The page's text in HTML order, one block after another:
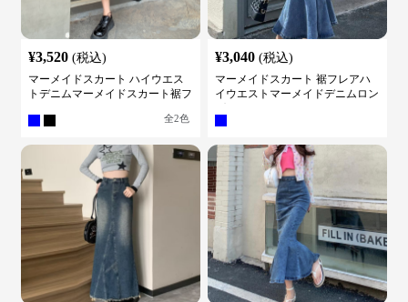
¥3,520 (税込)
マーメイドスカート ハイウエス
トデニムマーメイドスカート裾フ
全2色
¥3,040 (税込)
マーメイドスカート 裾フレアハ
イウエストマーメイドデニムロン